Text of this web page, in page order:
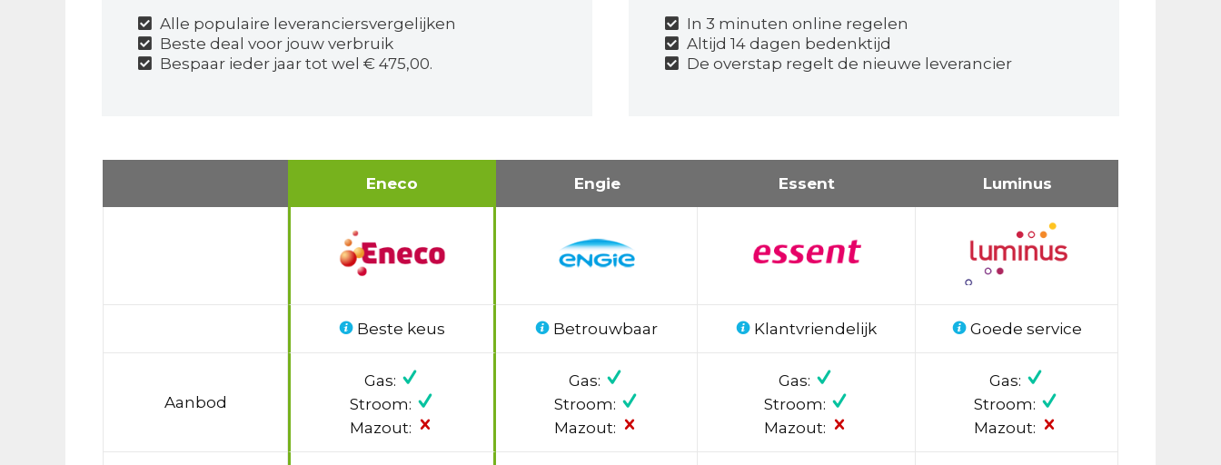
Alle populaire leveranciersvergelijken
Beste deal voor jouw verbruik
Bespaar ieder jaar tot wel € 475,00.
In 3 minuten online regelen
Altijd 14 dagen bedenktijd
De overstap regelt de nieuwe leverancier
Eneco Engie Essent Luminus
Beste keus Betrouwbaar Klantvriendelijk Goede service
Aanbod
Gas:
Stroom:
Mazout:
Gas:
Stroom:
Mazout:
Gas:
Stroom:
Mazout:
Gas:
Stroom:
Mazout: